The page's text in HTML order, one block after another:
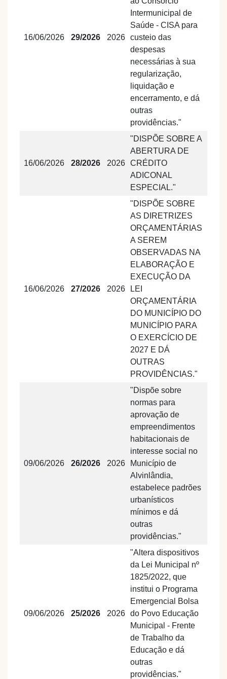
16/06/2026 29/2026 2026
Intermunicipal de
Saúde - CISA para
custeio das
despesas
necessárias à sua
regularização,
liquidação e
encerramento, e dá
outras
providências."
16/06/2026 28/2026 2026
"DISPÕE SOBRE A
ABERTURA DE
CRÉDITO
ADICONAL
ESPECIAL."
16/06/2026 27/2026 2026
"DISPÕE SOBRE
AS DIRETRIZES
ORÇAMENTÁRIAS
A SEREM
OBSERVADAS NA
ELABORAÇÃO E
EXECUÇÃO DA
LEI
ORÇAMENTÁRIA
DO MUNICÍPIO DO
MUNICÍPIO PARA
O EXERCÍCIO DE
2027 E DÁ
OUTRAS
PROVIDÊNCIAS."
09/06/2026 26/2026 2026
"Dispõe sobre
normas para
aprovação de
empreendimentos
habitacionais de
interesse social no
Município de
Alvinlândia,
estabelece padrões
urbanísticos
mínimos e dá
outras
providências."
09/06/2026 25/2026 2026
"Altera dispositivos
da Lei Municipal nº
1825/2022, que
institui o Programa
Emergencial Bolsa
do Povo Educação
Municipal - Frente
de Trabalho da
Educação e dá
outras
providências."